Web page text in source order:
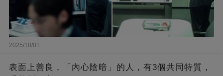
2025/10/01
表面上善良，「內心陰暗」的人，有3個共同特質，